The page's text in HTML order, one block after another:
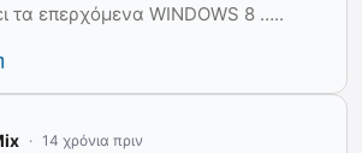
τα επερχόμενα WINDOWS 8 …..
14 χρόνια πριν